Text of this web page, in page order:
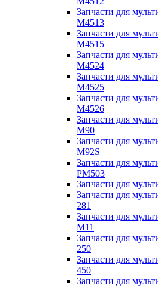
Запчасти для
M4513
Запчасти для
M4515
Запчасти для
M4524
Запчасти для
M4525
Запчасти для
M4526
Запчасти для
M90
Запчасти для
M92S
Запчасти для
PM503
Запчасти для
Запчасти для
281
Запчасти для
M11
Запчасти для
250
Запчасти для
450
Запчасти для